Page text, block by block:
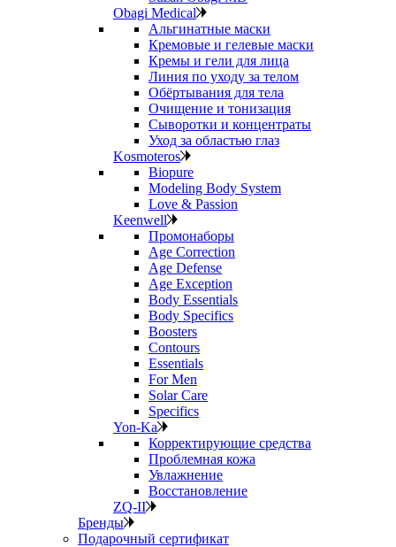
Obagi Medical
Альгинатные маски
Кремовые и гелевые маски
Кремы и гели для лица
Линия по уходу за телом
Обёртывания для тела
Очищение и тонизация
Сыворотки и концентраты
Уход за областью глаз
Kosmoteros
Biopure
Modeling Body System
Love & Passion
Keenwell
Промонаборы
Age Correction
Age Defense
Age Exception
Body Essentials
Body Specifics
Boosters
Contours
Essentials
For Men
Solar Care
Specifics
Yon-Ka
Корректирующие средства
Проблемная кожа
Увлажнение
Восстановление
ZQ-II
Бренды
Подарочный сертификат